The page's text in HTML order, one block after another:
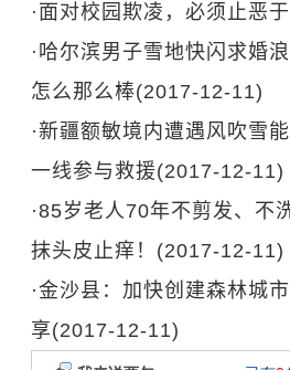
· 面对校园欺凌，必须止恶
· 哈尔滨男子雪地快闪求婚
怎么那么棒(2017-12-11)
·新疆额敏境内遭遇风吹雪
一线参与救援(2017-12-11)
·85岁老人70年不剪发、不
抹头皮止痒！ (2017-12-11)
·金沙县：加快创建森林城
享(2017-12-11)